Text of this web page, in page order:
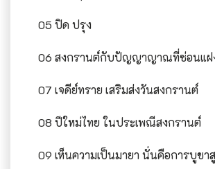
05 ปิด ปรุง
06 สงกรานต์กับปัญญาญาณที่ซ่อนแฝ
07 เจดีย์ทราย เสริมส่งวันสงกรานต์
08 ปีใหม่ไทย ในประเพณีสงกรานต์
09 เห็นความเป็นมายา นั่นคือการบูชา